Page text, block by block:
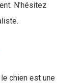
N'hésitez
chien est une